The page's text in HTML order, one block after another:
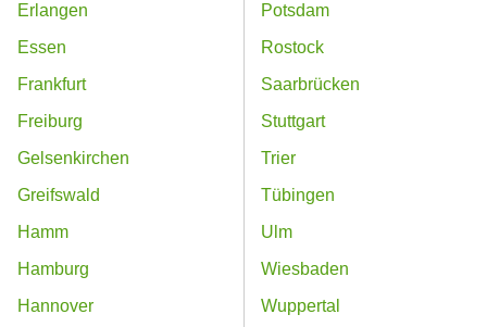
Erlangen
Essen
Frankfurt
Freiburg
Gelsenkirchen
Greifswald
Hamm
Hamburg
Hannover
Potsdam
Rostock
Saarbrücken
Stuttgart
Trier
Tübingen
Ulm
Wiesbaden
Wuppertal